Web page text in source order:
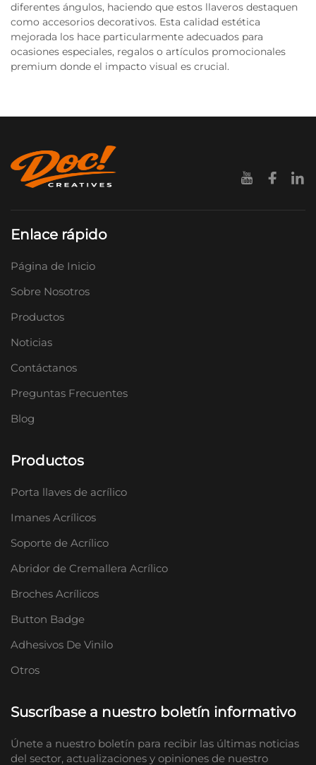
diferentes ángulos, haciendo que estos llaveros destaquen
como accesorios decorativos. Esta calidad estética
mejorada los hace particularmente adecuados para
ocasiones especiales, regalos o artículos promocionales
premium donde el impacto visual es crucial.
Enlace rápido
Página de Inicio
Sobre Nosotros
Productos
Noticias
Contáctanos
Preguntas Frecuentes
Blog
Productos
Porta llaves de acrílico
Imanes Acrílicos
Soporte de Acrílico
Abridor de Cremallera Acrílico
Broches Acrílicos
Button Badge
Adhesivos De Vinilo
Otros
Suscríbase a nuestro boletín informativo
Únete a nuestro boletín para recibir las últimas noticias
del sector, actualizaciones y opiniones de nuestro